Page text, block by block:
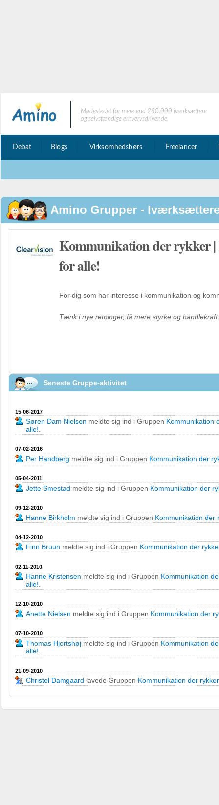
Mødestedet for mere end 280.000 iværksættere
og selvstændige erhvervsdrivende.
Debat Blogs Virksomhedsbørs Freelancer
Amino Grupper -
Kommunikation der rykker
for alle!
For dig som har interesse i kommunikation og
Tænk i nye retninger, få mere styrke og
Seneste Gruppe-aktivitet
15-06-2017
Søren Dam Nielsen meldte sig ind i Gruppen Kommunikation
alle!
07-02-2016
Per Handberg meldte sig ind i Gruppen Kommunikation der
05-04-2011
Jette Smestad meldte sig ind i Gruppen Kommunikation der
09-12-2010
Hanne Birkholm meldte sig ind i Gruppen Kommunikation der
04-12-2010
Finn Bruun meldte sig ind i Gruppen Kommunikation der
02-11-2010
Hanne Kristensen meldte sig ind i Gruppen Kommunikation
alle!
12-10-2010
Anette Nielsen meldte sig ind i Gruppen Kommunikation der
07-10-2010
Thomas Hjortshøj meldte sig ind i Gruppen Kommunikation
alle!
21-09-2010
Christel Damgaard lavede Gruppen Kommunikation der